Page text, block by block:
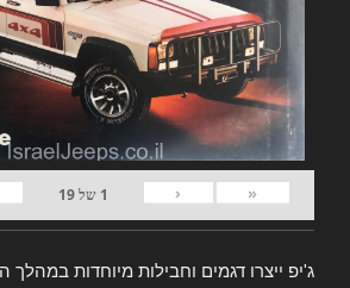
«
‹
1 של19
ג'יפ ייצרו דגמים וחבילות מיוחדות במהלך